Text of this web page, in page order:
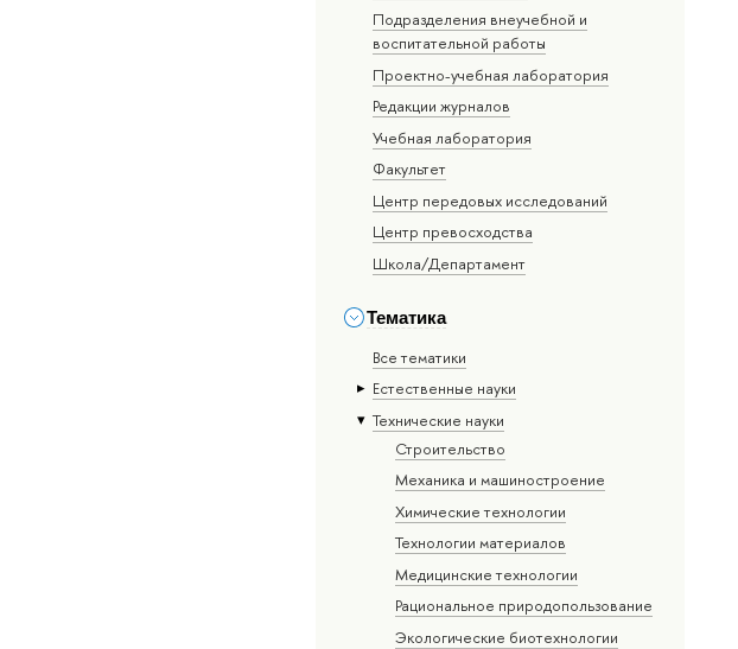
Подразделения внеучебной и
воспитательной работы
Проектно-учебная лаборатория
Редакции журналов
Учебная лаборатория
Факультет
Центр передовых исследований
Центр превосходства
Школа/Департамент
Тематика
Все тематики
Естественные науки
Тех­ничес­кие науки
Строительство
Механика и машиностроение
Химические технологии
Технологии материалов
Медицинские технологии
Рациональное природопользование
Экологические биотехнологии